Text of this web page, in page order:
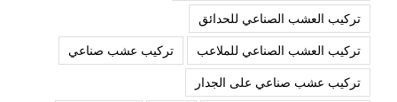
تركيب العشب الصناعي للحدائق
تركيب العشب الصناعي للملاعب
تركيب عشب صناعي
تركيب عشب صناعي على الجدار